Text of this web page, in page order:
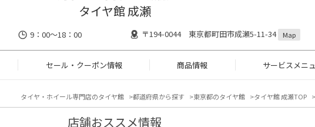
タイヤ館 成瀬
9：00～18：00 〒194-0044 東京都町田市成瀬5-11-34 Map
セール・クーポン情報 商品情報 サービスメニ
タイヤ・ホイール専門店のタイヤ館 都道府県から探す 東京都のタイヤ館 タイヤ館 成瀬TOP
店舗おススメ情報